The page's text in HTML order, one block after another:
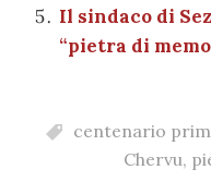
Il sindaco di
“pietra di
centenario
Chervu,